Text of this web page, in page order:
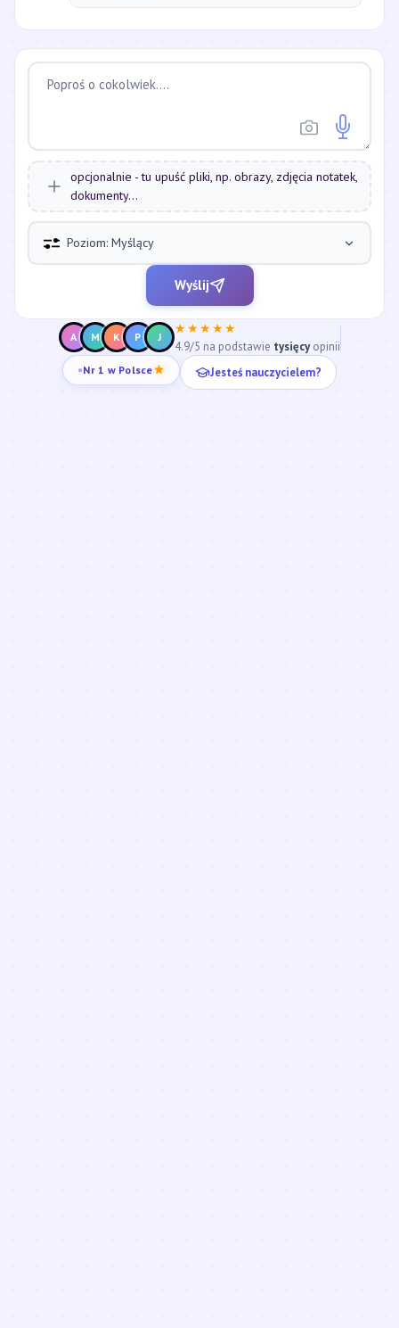
opcjonalnie - tu upuść pliki, np. obrazy, zdjęcia notatek,
dokumenty...
Poziom: Myślący
Wyślij
A M K P J
★★★★★
4.9/5 na podstawie tysięcyopinii
Nr 1 w Polsce Jesteś nauczycielem?